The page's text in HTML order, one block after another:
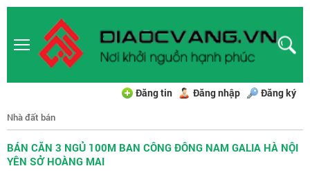
Đăng tin Đăng nhập Đăng ký
Nhà đất bán
BÁN CĂN 3 NGỦ 100M BAN CÔNG ĐÔNG NAM GALIA HÀ NỘI
YÊN SỞ HOÀNG MAI